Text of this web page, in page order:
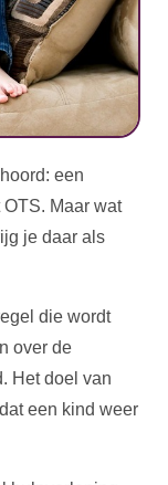
een
Maar wat
je daar als
die wordt
over de
Het doel van
een kind weer